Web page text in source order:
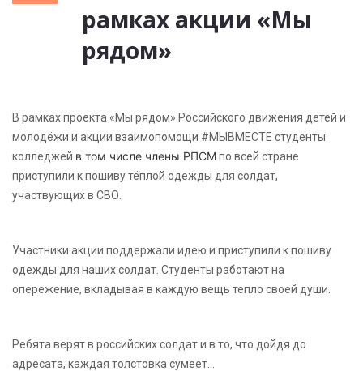
рамках акции «Мы
рядом»
В рамках проекта «Мы рядом» Российского движения детей и
молодёжи и акции взаимопомощи #МЫВМЕСТЕ студенты
колледжей в том числе члены РПСМпо всей стране
приступили к пошиву тёплой одежды для солдат,
участвующих в СВО.
Участники акции поддержали идею и приступили к пошиву
одежды для наших солдат. Студенты работают на
опережение, вкладывая в каждую вещь тепло своей души.
Ребята верят в российских солдат и в то, что дойдя до
адресата, каждая толстовка сумеет...